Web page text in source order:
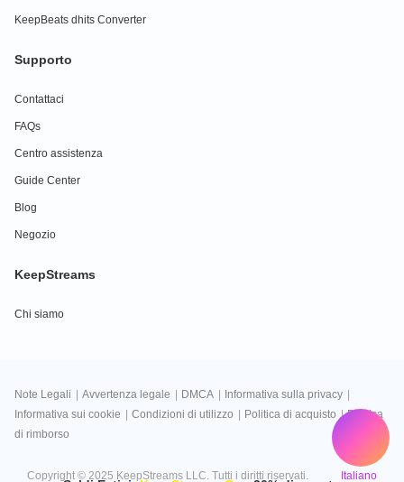
KeepBeats dhits Converter
Supporto
Contattaci
FAQs
Centro assistenza
Guide Center
Blog
Negozio
KeepStreams
Chi siamo
Note Legali Avvertenza legale DMCA Informativa sulla privacy
Informativa sui cookie
Condizioni di utilizzo Politica di acquisto | Politica
di rimborso
Copyright © 2025 KeepStreams LLC. Tutti i diritti riservati. Italiano